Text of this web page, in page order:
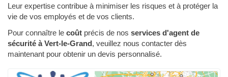
Leur expertise contribue à minimiser les risques et à protéger la
vie de vos employés et de vos clients.
Pour connaître le coût précis de nos services d'agent de
sécurité à Vert-le-Grand, veuillez nous contacter dès
maintenant pour obtenir un devis personnalisé.